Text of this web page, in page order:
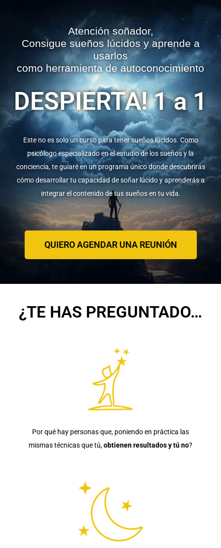
Atención soñador,
Consigue sueños lúcidos y aprende a
usarlos
como herramienta de autoconocimiento
DESPIERTA! 1 a 1
Este no es solo un curso para tener sueños lúcidos. Como
psicólogo especializado en el estudio de los sueños y la
conciencia, te guiaré en un programa único donde descubrirás
cómo desarrollar tu capacidad de soñar lúcido y aprenderás a
integrar el contenido de tus sueños en tu vida.
QUIERO AGENDAR UNA REUNIÓN
¿TE HAS PREGUNTADO…
Por qué hay personas que, poniendo en práctica las
mismas técnicas que tú,obtienen resultados y tú no?